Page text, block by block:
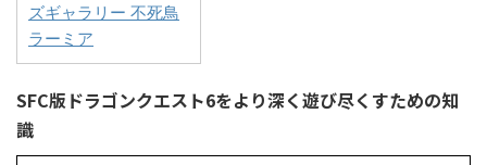
ズギャラリー 不死鳥
ラーミア
SFC版ドラゴンクエスト6をより深く遊び尽くすための知
識